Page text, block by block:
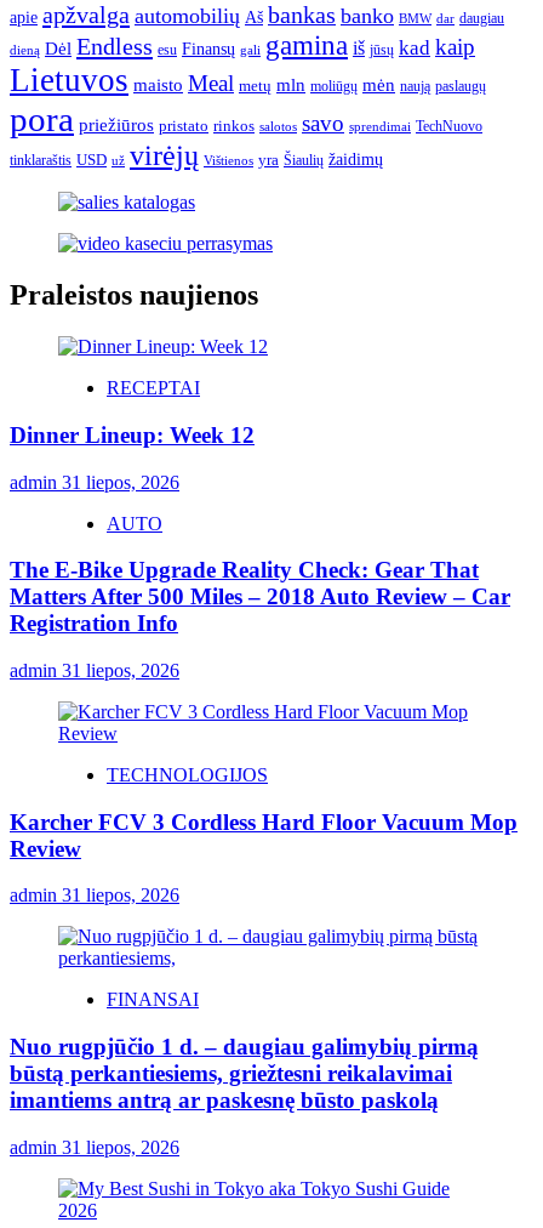
apie apžvalga automobilių Aš bankas banko BMW dar daugiau
dieną Dėl Endless esu Finansų gali gamina iš jūsų kad kaip
Lietuvos maisto Meal metų mln moliūgų mėn naują paslaugų
pora priežiūros pristato rinkos salotos savo sprendimai TechNuovo
tinklaraštis USD už virėjų Vištienos yra Šiaulių žaidimų
Praleistos naujienos
RECEPTAI
Dinner Lineup: Week 12
admin 31 liepos, 2026
AUTO
The E-Bike Upgrade Reality Check: Gear That
Matters After 500 Miles – 2018 Auto Review – Car
Registration Info
admin 31 liepos, 2026
TECHNOLOGIJOS
Karcher FCV 3 Cordless Hard Floor Vacuum Mop
Review
admin 31 liepos, 2026
FINANSAI
Nuo rugpjūčio 1 d. – daugiau galimybių pirmą
būstą perkantiesiems, griežtesni reikalavimai
imantiems antrą ar paskesnę būsto paskolą
admin 31 liepos, 2026